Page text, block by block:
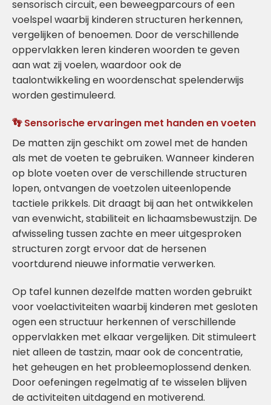
sensorisch circuit, een beweegparcours of een
voelspel waarbij kinderen structuren herkennen,
vergelijken of benoemen. Door de verschillende
oppervlakken leren kinderen woorden te geven
aan wat zij voelen, waardoor ook de
taalontwikkeling en woordenschat spelenderwijs
worden gestimuleerd.
👣 Sensorische ervaringen met handen en voeten
De matten zijn geschikt om zowel met de handen
als met de voeten te gebruiken. Wanneer kinderen
op blote voeten over de verschillende structuren
lopen, ontvangen de voetzolen uiteenlopende
tactiele prikkels. Dit draagt bij aan het ontwikkelen
van evenwicht, stabiliteit en lichaamsbewustzijn. De
afwisseling tussen zachte en meer uitgesproken
structuren zorgt ervoor dat de hersenen
voortdurend nieuwe informatie verwerken.
Op tafel kunnen dezelfde matten worden gebruikt
voor voelactiviteiten waarbij kinderen met gesloten
ogen een structuur herkennen of verschillende
oppervlakken met elkaar vergelijken. Dit stimuleert
niet alleen de tastzin, maar ook de concentratie,
het geheugen en het probleemoplossend denken.
Door oefeningen regelmatig af te wisselen blijven
de activiteiten uitdagend en motiverend.